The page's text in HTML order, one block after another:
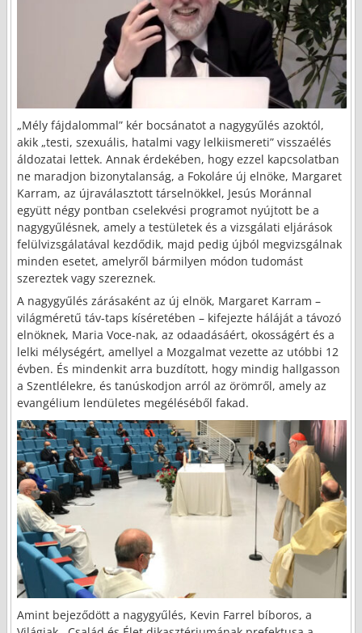
„Mély fájdalommal” kér bocsánatot a nagygyűlés azoktól,
akik „testi, szexuális, hatalmi vagy lelkiismereti” visszaélés
áldozatai lettek. Annak érdekében, hogy ezzel kapcsolatban
ne maradjon bizonytalanság, a Fokoláre új elnöke, Margaret
Karram, az újraválasztott társelnökkel, Jesús Moránnal
együtt négy pontban cselekvési programot nyújtott be a
nagygyűlésnek, amely a testületek és a vizsgálati eljárások
felülvizsgálatával kezdődik, majd pedig újból megvizsgálnak
minden esetet, amelyről bármilyen módon tudomást
szereztek vagy szereznek.
A nagygyűlés zárásaként az új elnök, Margaret Karram –
világméretű táv-taps kíséretében – kifejezte háláját a távozó
elnöknek, Maria Voce-nak, az odaadásáért, okosságért és a
lelki mélységért, amellyel a Mozgalmat vezette az utóbbi 12
évben. És mindenkit arra buzdított, hogy mindig hallgasson
a Szentlélekre, és tanúskodjon arról az örömről, amely az
evangélium lendületes megéléséből fakad.
Amint bejeződött a nagygyűlés, Kevin Farrel bíboros, a